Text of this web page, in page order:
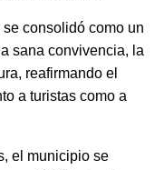
consolidó como un
sana convivencia, la
reafirmando el
a turistas como a
el municipio se